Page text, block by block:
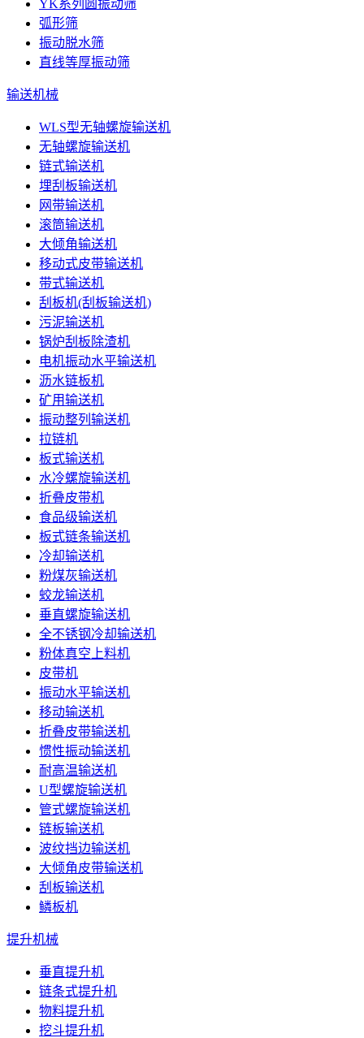
YK系列圆振动筛
弧形筛
振动脱水筛
直线等厚振动筛
输送机械
WLS型无轴螺旋输送机
无轴螺旋输送机
链式输送机
埋刮板输送机
网带输送机
滚筒输送机
大倾角输送机
移动式皮带输送机
带式输送机
刮板机(刮板输送机)
污泥输送机
锅炉刮板除渣机
电机振动水平输送机
沥水链板机
矿用输送机
振动整列输送机
拉链机
板式输送机
水冷螺旋输送机
折叠皮带机
食品级输送机
板式链条输送机
冷却输送机
粉煤灰输送机
蛟龙输送机
垂直螺旋输送机
全不锈钢冷却输送机
粉体真空上料机
皮带机
振动水平输送机
移动输送机
折叠皮带输送机
惯性振动输送机
耐高温输送机
U型螺旋输送机
管式螺旋输送机
链板输送机
波纹挡边输送机
大倾角皮带输送机
刮板输送机
鳞板机
提升机械
垂直提升机
链条式提升机
物料提升机
挖斗提升机